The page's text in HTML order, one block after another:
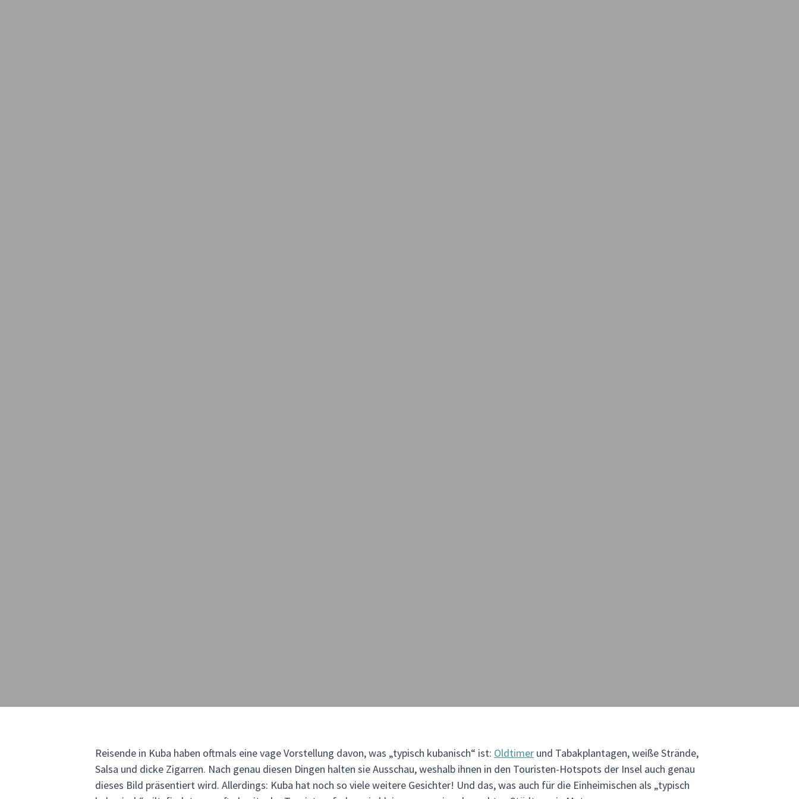
Reisende in Kuba haben oftmals eine vage Vorstellung davon, was „typisch kubanisch“ ist: Oldtimer und Tabakplantagen, weiße Strände,
Salsa und dicke Zigarren. Nach genau diesen Dingen halten sie Ausschau, weshalb ihnen in den Touristen-Hotspots der Insel auch genau
dieses Bild präsentiert wird. Allerdings: Kuba hat noch so viele weitere Gesichter! Und das, was auch für die Einheimischen als „typisch